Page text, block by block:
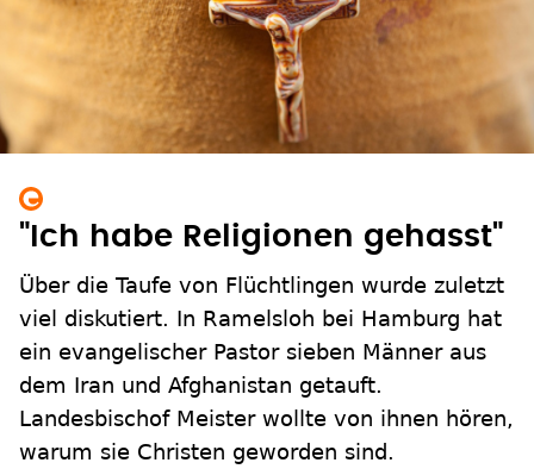
"Ich habe Religionen gehasst"
Über die Taufe von Flüchtlingen wurde zuletzt
viel diskutiert. In Ramelsloh bei Hamburg hat
ein evangelischer Pastor sieben Männer aus
dem Iran und Afghanistan getauft.
Landesbischof Meister wollte von ihnen hören,
warum sie Christen geworden sind.